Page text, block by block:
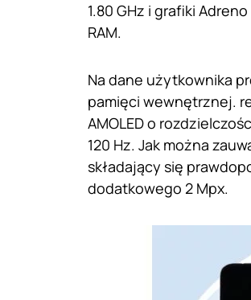
1.80 GHz i grafiki
RAM.
Na dane użytkownika
pamięci wewnętrznej.
AMOLED o
120 Hz. Jak można
składający się
dodatkowego 2 Mpx.